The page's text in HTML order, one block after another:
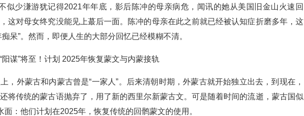
少溓游犹记得2021年年底，影后陈冲的母亲病危，闻讯的她从美国旧金山火速回
这对母女终究没能见上蕞后一面。陈冲的母亲在此之前就已经被认知症折磨多年，这
呆”。然而，即便人生的大部分回忆已经模糊不清。
”将至！计划 2025年恢复蒙文与内蒙接轨
外蒙古和内蒙古曾是“一家人”。后来清朝时期，外蒙古就开始独立出去，到现在，
将传统的蒙古语抛弃了，用了新的西里尔新蒙古文。可是随着时间的流逝，蒙古国似
面：他们计划在2025年，恢复传统的回鹘蒙文的使用。